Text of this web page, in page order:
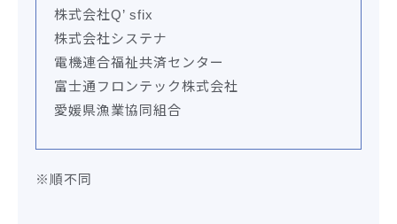
株式会社Q’ sfix
株式会社システナ
電機連合福祉共済センター
富士通フロンテック株式会社
愛媛県漁業協同組合
※順不同